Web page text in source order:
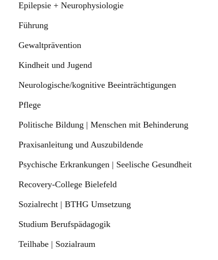
Epilepsie + Neurophysiologie
Führung
Gewaltprävention
Kindheit und Jugend
Neurologische/kognitive Beeinträchtigungen
Pflege
Politische Bildung | Menschen mit Behinderung
Praxisanleitung und Auszubildende
Psychische Erkrankungen | Seelische Gesundheit
Recovery-College Bielefeld
Sozialrecht | BTHG Umsetzung
Studium Berufspädagogik
Teilhabe | Sozialraum